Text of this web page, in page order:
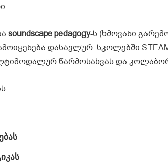
soundscape pedagogy-ს (ხმოვანი
დასავლურ სკოლებში
წარმოსახვას და